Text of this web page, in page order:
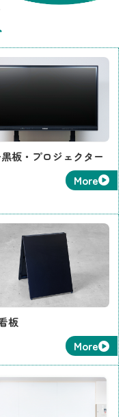
板・プロジェクター
More
板
More